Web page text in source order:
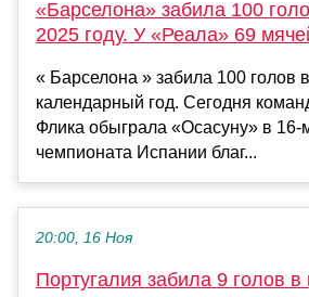
«Барселона» забила 100
2025 году. У «Реала» 69
« Барселона » забила 100 голов
календарный год. Сегодня
Флика обыграла «Осасуну» в 16-
чемпионата Испании благ...
20:00, 16 Ноя
Португалия забила 9 голов в